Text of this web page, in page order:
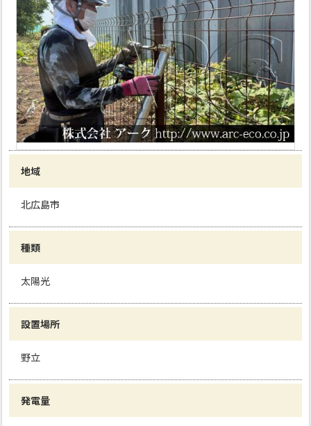
地域
北広島市
種類
太陽光
設置場所
野立
発電量